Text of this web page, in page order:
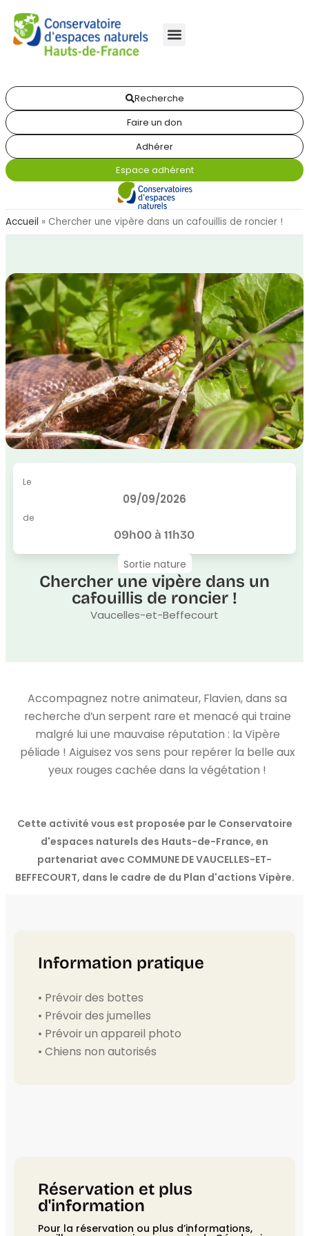
Recherche
Faire un don
Adhérer
Espace adhérent
Accueil » Chercher une vipère dans un cafouillis de roncier !
Le
09/09/2026
de
09h00 à 11h30
Sortie nature
Chercher une vipère dans un
cafouillis de roncier !
Vaucelles-et-Beffecourt
Accompagnez notre animateur, Flavien, dans sa
recherche d’un serpent rare et menacé qui traine
malgré lui une mauvaise réputation : la Vipère
péliade ! Aiguisez vos sens pour repérer la belle aux
yeux rouges cachée dans la végétation !
Cette activité vous est proposée par le Conservatoire
d'espaces naturels des Hauts-de-France, en
partenariat avec COMMUNE DE VAUCELLES-ET-
BEFFECOURT, dans le cadre de du Plan d'actions Vipère.
Information pratique
• Prévoir des bottes
• Prévoir des jumelles
• Prévoir un appareil photo
• Chiens non autorisés
Réservation et plus
d'information
Pour la réservation ou plus d’informations,